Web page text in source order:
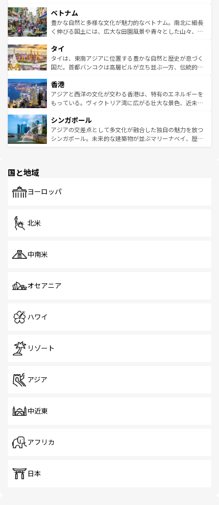
参照してほしい。
容にもいいと評判のスイーツなど、バラエティ豊かな料理
が味わえる。 なお、新着の台湾情報は コンテンツ一覧を参
照してほしい。
き、地方に足を延ばせば四季折々の自然美を楽しむことが
できる。そして、キムチや焼肉、絶品のストリートフード
まで、さまざまな韓国料理が待っている。夜には、韓国な
リティに包まれながら、韓国の多彩な魅力を心ゆくまで味
わってみてほしい。 なお、新着の韓国情報はコンテンツ一
覧を参照してほしい。
ベトナム
豊かな自然と多様な文化が魅力的なベトナム。南北に細長
く伸びる国土には、広大な田園風景や青々とした山々、世
急速な発展と共に伝統が息づく。ハノイの古い町並みやホ
ーチミン市のフランス統治時代の建物も、独特の雰囲気を
醸し出している。また、バラエティの豊かさとおいしさで
とつ。フォーやバインミー、ベトナムコーヒーなどは、ぜ
ひ現地で味わいたい。どの地域を訪れてもあたたかい人々
が旅行者を迎えてくれるので、きっと忘れられない旅にな
参照してほしい。
タイ
タイは、東南アジアに位置する豊かな自然と歴史が息づく
国だ。首都バンコクは高層ビルが立ち並ぶ一方、伝統的な
の活気が交差している。北部ではチェンマイなどの山岳地
帯で自然と触れ合い、南部ではプーケットやクラビの美し
いビーチでリゾート気分を楽しむことができる。タイ料理
激する。気候は一年中温暖で、どの季節にも異なる楽しみ
が待っている。親しみやすいタイの人々、仏教を中心とし
た文化、そして多様な観光資源が、訪れる旅人を魅了し続
香港
アジアと西洋の文化が交わる香港は、特有のエネルギーを
もっている。ヴィクトリア湾に広がる壮大な景色、近未来
み、どこを訪れても感動するはず。観光スポットが密集し
ており、効率よく見どころを回れるのも魅力。息をのむよ
うな絶景から文化的な体験まで、香港を存分に楽しみ尽く
シンガポール
アジアの交差点として多文化が融合した独自の魅力を放つ
シンガポール。未来的な建築物が並ぶマリーナベイ、歴史
で、ホーカーズは地元の風情を楽しめる外せないスポット
国と地域
ヨーロッパ
北米
中南米
オセアニア
ハワイ
リゾート
アジア
中近東
アフリカ
日本